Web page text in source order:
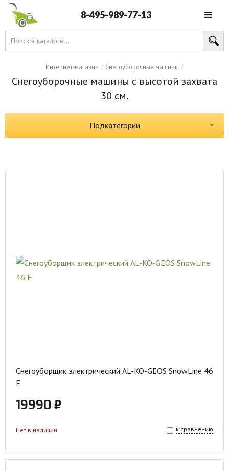
8-495-989-77-13
Интернет-магазин / Снегоуборочные машины /
Снегоуборочные машины с высотой захвата
30 см.
Подкатегории
Снегоуборщик электрический AL-KO-GEOS SnowLine 46
E
19990 ₽
к сравнению
Нет в наличии